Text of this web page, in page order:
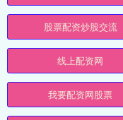
股票配资炒股交流
线上配资网
我要配资网股票